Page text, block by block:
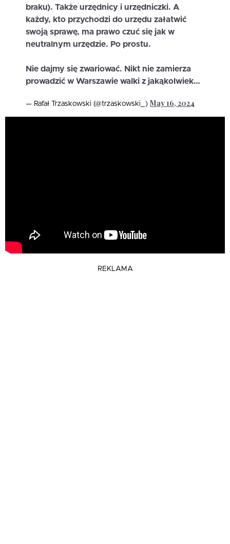
braku). Także urzędnicy i urzędniczki. A
każdy, kto przychodzi do urzędu załatwić
swoją sprawę, ma prawo czuć się jak w
neutralnym urzędzie. Po prostu.
Nie dajmy się zwariować. Nikt nie zamierza
prowadzić w Warszawie walki z jakąkolwiek…
— Rafał Trzaskowski (@trzaskowski_) May 16, 2024
REKLAMA